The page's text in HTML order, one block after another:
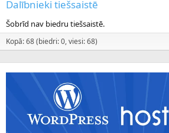
Dalībnieki tiešsaistē
Šobrīd nav biedru tiešsaistē.
Kopā: 68 (biedri: 0, viesi: 68)